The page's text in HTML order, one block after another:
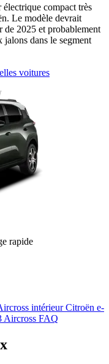
compact très
Le modèle devrait
de 2025 et probablement
jalons dans le segment
voitures
rapide
intérieurCitroën e-
Aircross FAQ